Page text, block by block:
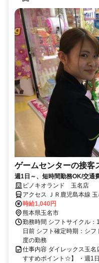
ゲームセンターの接客
週1日～、短時間勤務OK/交通
ら、、Wワークも大歓迎♪
ピノキオランド 玉名店
アクセス ＪＲ鹿児島本線
名南口徒歩約38分、ＪＲ鹿
時給1,040円
熊本県玉名市
勤務時間 シフトサイクル
日前 シフト確定時期：シ
度の勤務
仕事内容 ダイレックス玉
すすめポイント☆】 ・週1